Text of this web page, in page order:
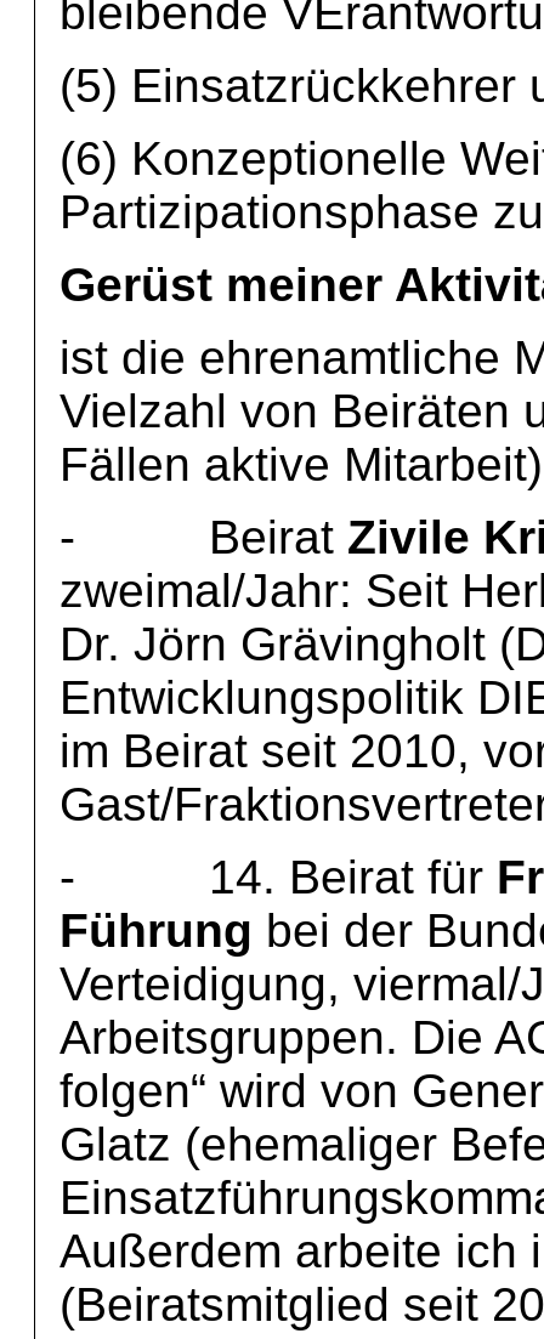
bleibende
(5) Einsatzrückkehrer
(6) Konzeptionelle
Partizipationsphase
Gerüst meiner
ist die ehrenamtliche
Vielzahl von Beiräten
Fällen aktive
- Beirat Zivile
zweimal/Jahr: Seit
Dr. Jörn Grävingholt
Entwicklungspolitik
im Beirat seit 2010,
Gast/
- 14. Beirat für
Führung bei der
Verteidigung, viermal/
Arbeitsgruppen. Die
folgen“ wird von
Glatz (ehemaliger
Außerdem arbeite ich
(Beiratsmitglied seit